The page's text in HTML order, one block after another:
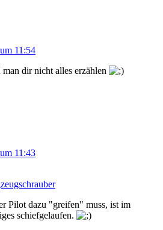
11:54
dir nicht alles erzählen
11:43
Pilot dazu "greifen" muss, ist im
schiefgelaufen.